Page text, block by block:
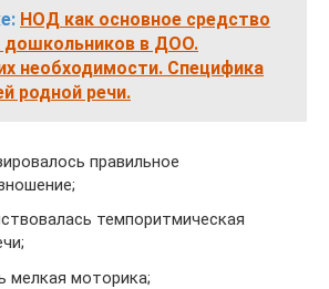
НОД как основное средство
дошкольников в ДОО.
необходимости. Специфика
родной речи.
правильное
темпоритмическая
мелкая моторика;